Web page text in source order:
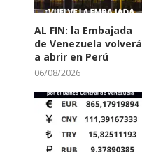
AL FIN: la Embajada
de Venezuela volverá
a abrir en Perú
06/08/2026